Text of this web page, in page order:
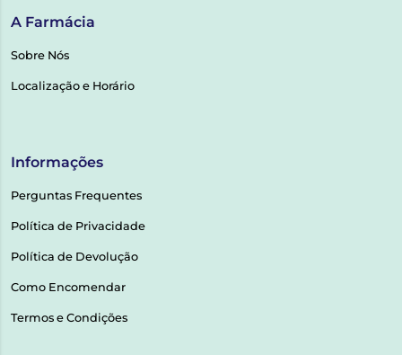
A Farmácia
Sobre Nós
Localização e Horário
Informações
Perguntas Frequentes
Política de Privacidade
Política de Devolução
Como Encomendar
Termos e Condições